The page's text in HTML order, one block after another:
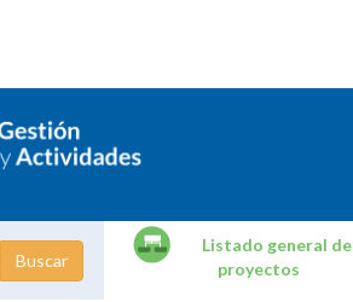
Listado general de
proyectos